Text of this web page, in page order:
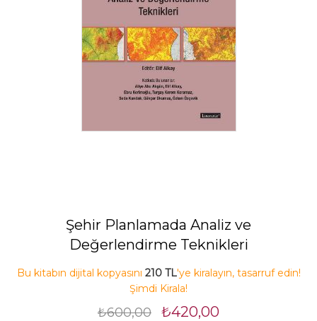
Şehir Planlamada Analiz ve
Değerlendirme Teknikleri
Bu kitabın dijital kopyasını 210 TL'ye kiralayın, tasarruf edin!
Şimdi Kirala!
₺600,00 ₺420,00